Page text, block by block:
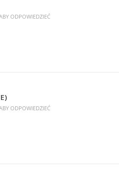
ODPOWIEDZIEĆ
ODPOWIEDZIEĆ